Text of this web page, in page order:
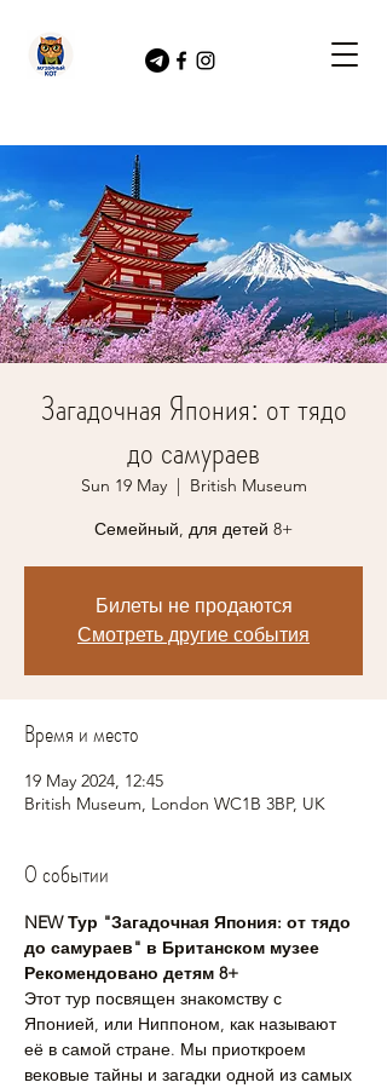
Загадочная Япония: от тядо
до самураев
Sun 19 May
  |
British Museum
Семейный, для детей 8+
Билеты не продаются
Смотреть другие события
Время и место
19 May 2024, 12:45
British Museum, London WC1B 3BP, UK
О событии
NEW Тур "Загадочная Япония: от тядо
до самураев" в Британском музее
Рекомендовано детям 8+
Этот тур посвящен знакомству с
Японией, или Ниппоном, как называют
её в самой стране. Мы приоткроем
вековые тайны и загадки одной из самых